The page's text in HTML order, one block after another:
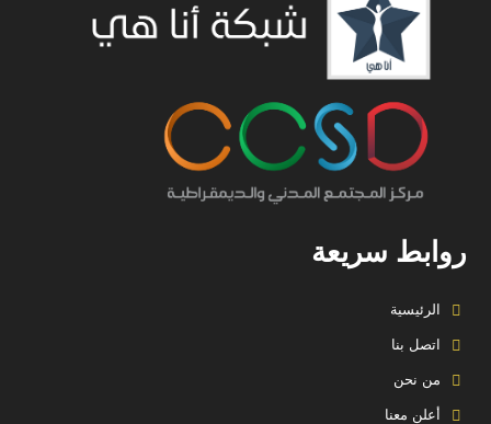
روابط سريعة
الرئيسية
اتصل بنا
من نحن
أعلن معنا